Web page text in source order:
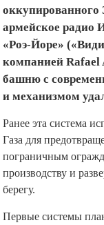
оккупированного
армейское радио
«Роэ-Йоре»
компанией Rafael
башню с
и механизмом
Ранее эта система
Газа для
пограничным
производству и
берегу.
Первые системы